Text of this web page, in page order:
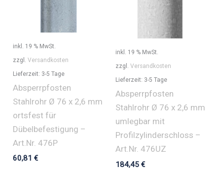
inkl. 19 % MwSt.
zzgl.Versandkosten
Lieferzeit: 3-5 Tage
Absperrpfosten
Stahlrohr Ø 76 x 2,6 mm
ortsfest für
Dübelbefestigung –
Art.Nr. 476P
60,81€
inkl. 19 % MwSt.
zzgl. Versandkosten
Lieferzeit: 3-5 Tage
Absperrpfosten
Stahlrohr Ø 76 x 2,6 mm
umlegbar mit
Profilzylinderschloss –
Art.Nr. 476UZ
184,45 €